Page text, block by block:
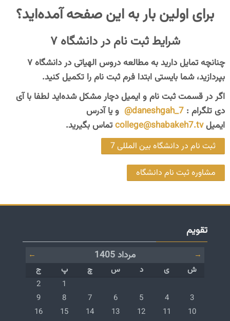
برای اولین بار به این صفحه آمده‌اید؟
شرایط ثبت نام در دانشگاه ۷
چنانچه تمایل دارید به مطالعه دروس الهیاتی در دانشگاه ۷
بپردازید، شما بایستی ابتدا فرمثبت نامرا تکمیلکنید.
اگر در قسمت ثبت نام و ایمیل دچار مشکل شده‌اید لطفا با آی
دی تلگرام : daneshgah_7@
و یا آدرس
ایمیلcollege@shabakeh7.tvتماس بگیرید.
ثبت نام در دانشگاه بین المللی 7
مشاوره ثبت نام دانشگاه
تقویم
→ مرداد 1405
←
شنبه
ش یکشنبه
ی دوشنبه
د سه‌شنبه
س چهارشنبه
چ پنج‌شنبه
پ جمعه
ج
رویدادی نیست، پنج‌شنبه، 1
1 رویدادی نیست،
2
رویدادی نیست، شنبه، 3 مرداد
3 رویدادی نیست، یکشنبه، 4 مرداد
4 رویدادی نیست، دوشنبه، 5 مرداد
5 رویدادی نیست، سه‌شنبه، 6 مرداد
6 رویدادی نیست، چهارشنبه، 7 مرداد
7 رویدادی نیست، پنج‌شنبه، 8
8 رویدادی نیست،
9
رویدادی نیست، شنبه، 10 مرداد
10 رویدادی نیست، یکشنبه، 11 مرداد
11 رویدادی نیست، دوشنبه، 12 مرداد
12 رویدادی نیست، سه‌شنبه، 13 مرداد
13 رویدادی نیست، چهارشنبه، 14 مرداد
14 رویدادی نیست، پنج‌شنبه، 15
15 رویدادی نیست،
16